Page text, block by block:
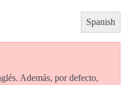
Spanish
Además, por defecto,